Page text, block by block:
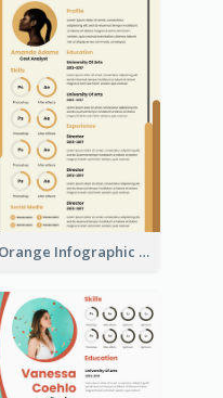
Orange Infographic Market Analyst Resume